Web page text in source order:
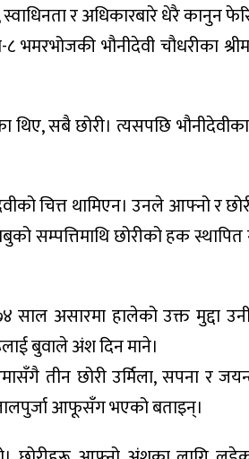
र अधिकारबारे धेरै कानुन
भमरभोजकी भौनीदेवी चौधरीका
सबै छोरी। त्यसपछि भौनीदेवीका
चित्त थामिएन। उनले आफ्नो र
सम्पत्तिमाथि छोरीको हक
साल असारमा हालेको उक्त मुद्दा
बुवाले अंश दिन माने।
तीन छोरी उर्मिला, सपना र
आफूसँग भएको बताइन्।